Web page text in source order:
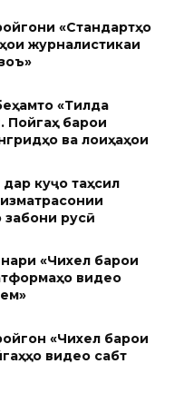
«Стандартҳо
журналистикаи
«Тилда
Пойгаҳ барои
ва лоиҳаҳои
куҷо таҳсил
забони русӣ
«Чихел барои
видео
«Чихел барои
видео сабт